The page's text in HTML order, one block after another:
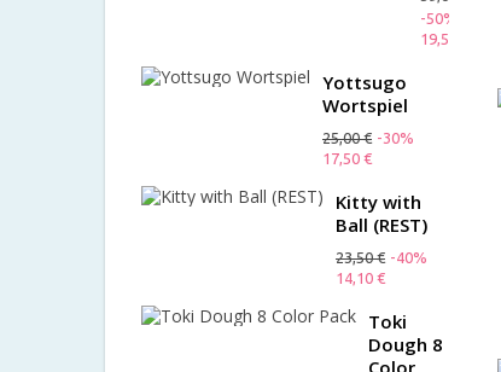
-50%
19,50 €
Yottsugo
Wortspiel
25,00 € -30%
17,50 €
Kitty with
Ball (REST)
23,50 € -40%
14,10 €
Toki
Dough 8
Color